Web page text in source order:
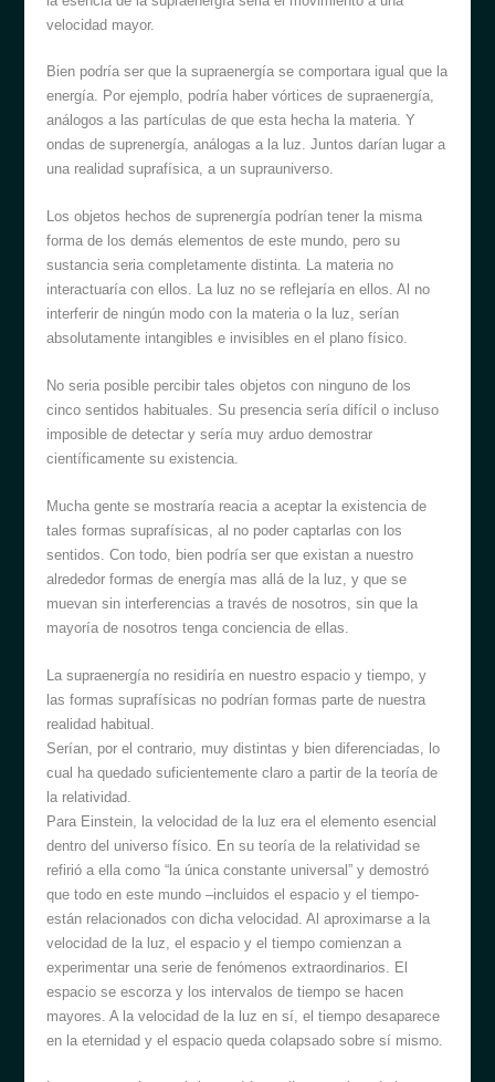
velocidad mayor.
Bien podría ser que la supraenergía se comportara igual que la
energía. Por ejemplo, podría haber vórtices de supraenergía,
análogos a las partículas de que esta hecha la materia. Y
ondas de suprenergía, análogas a la luz. Juntos darían lugar a
una realidad suprafísica, a un suprauniverso.
Los objetos hechos de suprenergía podrían tener la misma
forma de los demás elementos de este mundo, pero su
sustancia seria completamente distinta. La materia no
interactuaría con ellos. La luz no se reflejaría en ellos. Al no
interferir de ningún modo con la materia o la luz, serían
absolutamente intangibles e invisibles en el plano físico.
No seria posible percibir tales objetos con ninguno de los
cinco sentidos habituales. Su presencia sería difícil o incluso
imposible de detectar y sería muy arduo demostrar
científicamente su existencia.
Mucha gente se mostraría reacia a aceptar la existencia de
tales formas suprafísicas, al no poder captarlas con los
sentidos. Con todo, bien podría ser que existan a nuestro
alrededor formas de energía mas allá de la luz, y que se
muevan sin interferencias a través de nosotros, sin que la
mayoría de nosotros tenga conciencia de ellas.
La supraenergía no residiría en nuestro espacio y tiempo, y
las formas suprafísicas no podrían formas parte de nuestra
realidad habitual.
Serían, por el contrario, muy distintas y bien diferenciadas, lo
cual ha quedado suficientemente claro a partir de la teoría de
la relatividad.
Para Einstein, la velocidad de la luz era el elemento esencial
dentro del universo físico. En su teoría de la relatividad se
refirió a ella como “la única constante universal” y demostró
que todo en este mundo –incluidos el espacio y el tiempo-
están relacionados con dicha velocidad. Al aproximarse a la
velocidad de la luz, el espacio y el tiempo comienzan a
experimentar una serie de fenómenos extraordinarios. El
espacio se escorza y los intervalos de tiempo se hacen
mayores. A la velocidad de la luz en sí, el tiempo desaparece
en la eternidad y el espacio queda colapsado sobre sí mismo.